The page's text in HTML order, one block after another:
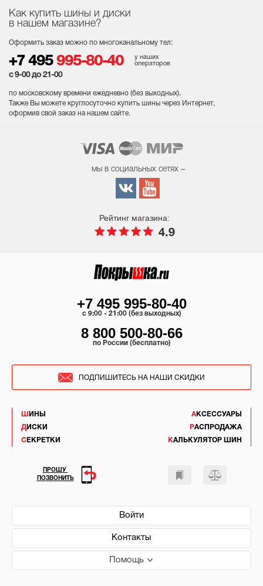
Как купить шины и диски
в нашем магазине?
Оформить заказ можно по многоканальному тел:
+7 495 995-80-40
у наших
операторов
с 9-00 до 21-00
по московскому времени ежедневно (без выходных).
Также Вы можете круглосуточно купить шины через Интернет,
оформив свой заказ на нашем сайте.
мы в социальных сетях –
Рейтинг магазина:
4.9
ШИНЫ
ДИСКИ
СЕКРЕТКИ
АКСЕССУАРЫ
РАСПРОДАЖА
КАЛЬКУЛЯТОР ШИН
Войти
Контакты
Помощь
+7 495 995-80-40
c 9:00 - 21:00 (без выходных)
8 800 500-80-66
по России (бесплатно)
ПОДПИШИТЕСЬ НА НАШИ СКИДКИ
ПРОШУ
ПОЗВОНИТЬ